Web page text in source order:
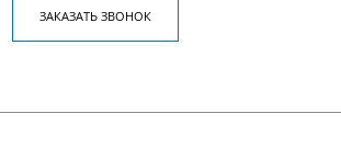
ЗАКАЗАТЬ ЗВОНОК